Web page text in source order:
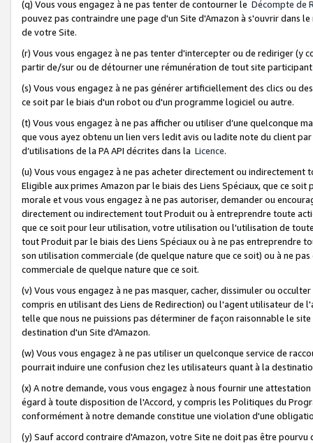
(q) Vous vous engagez à ne pas tenter de contourner le Décompte de
pouvez pas contraindre une page d'un Site d'Amazon à s'ouvrir dans
de votre Site.
(r) Vous vous engagez à ne pas tenter d'intercepter ou de rediriger
partir de/sur ou de détourner une rémunération de tout site
(s) Vous vous engagez à ne pas générer artificiellement des clics ou
ce soit par le biais d'un robot ou d'un programme logiciel ou autre.
(t) Vous vous engagez à ne pas afficher ou utiliser d’une quelconque
que vous ayez obtenu un lien vers ledit avis ou ladite note du client
d’utilisations de la PA API décrites dans la Licence.
(u) Vous vous engagez à ne pas acheter directement ou
Eligible aux primes Amazon par le biais des Liens Spéciaux, que ce
morale et vous vous engagez à ne pas autoriser, demander ou
directement ou indirectement tout Produit ou à entreprendre toute
que ce soit pour leur utilisation, votre utilisation ou l'utilisation de
tout Produit par le biais des Liens Spéciaux ou à ne pas entreprendre
son utilisation commerciale (de quelque nature que ce soit) ou à ne
commerciale de quelque nature que ce soit.
(v) Vous vous engagez à ne pas masquer, cacher, dissimuler ou
compris en utilisant des Liens de Redirection) ou l'agent utilisateur
telle que nous ne puissions pas déterminer de façon raisonnable le
destination d'un Site d'Amazon.
(w) Vous vous engagez à ne pas utiliser un quelconque service de
pourrait induire une confusion chez les utilisateurs quant à la
(x) A notre demande, vous vous engagez à nous fournir une
égard à toute disposition de l'Accord, y compris les Politiques du
conformément à notre demande constitue une violation d'une
(y) Sauf accord contraire d'Amazon, votre Site ne doit pas être